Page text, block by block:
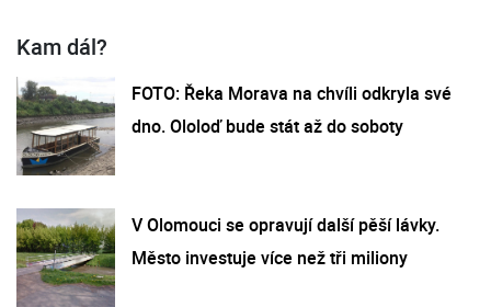
Kam dál?
FOTO: Řeka Morava na chvíli odkryla své
dno. Ololoď bude stát až do soboty
V Olomouci se opravují další pěší lávky.
Město investuje více než tři miliony